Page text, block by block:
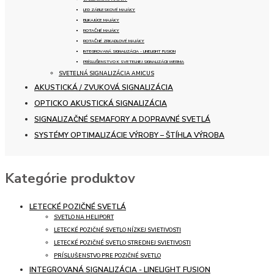
LED ZÁBLESKOVÉ MAJÁKY
BLIKAJÚCE MAJÁKY
ROTAČNÉ MAJÁKY
ROTAČNÉ ZRKADLOVÉ MAJÁKY
INTEGROVANÁ SIGNALIZÁCIA - LINELIGHT FUSION
PRÍSLUŠENSTVO K SVETELNEJ SIGNALIZÁCII WERMA
SVETELNÁ SIGNALIZÁCIA AMICUS
AKUSTICKÁ / ZVUKOVÁ SIGNALIZÁCIA
OPTICKO AKUSTICKÁ SIGNALIZÁCIA
SIGNALIZAČNÉ SEMAFORY A DOPRAVNÉ SVETLÁ
SYSTÉMY OPTIMALIZÁCIE VÝROBY – ŠTÍHLA VÝROBA
Kategórie produktov
LETECKÉ POZIČNÉ SVETLÁ
SVETLO NA HELIPORT
LETECKÉ POZIČNÉ SVETLO NÍZKEJ SVIETIVOSTI
LETECKÉ POZIČNÉ SVETLO STREDNEJ SVIETIVOSTI
PRÍSLUŠENSTVO PRE POZIČNÉ SVETLO
INTEGROVANÁ SIGNALIZÁCIA - LINELIGHT FUSION